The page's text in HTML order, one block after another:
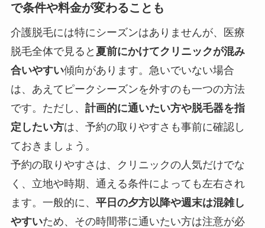
で条件や料金が変わることも
介護脱毛には特にシーズンはありませんが、医療
脱毛全体で見ると 夏前にかけてクリニックが混み
合いやすい傾向があります。急いでいない場合
は、あえてピークシーズンを外すのも一つの方法
です。ただし、 計画的に通いたい方や脱毛器を指
定したい方は、予約の取りやすさも事前に確認し
ておきましょう。
予約の取りやすさは、クリニックの人気だけでな
く、立地や時期、通える条件によっても左右され
ます。一般的に、 平日の夕方以降や週末は混雑し
やすいため、その時間帯に通いたい方は注意が必